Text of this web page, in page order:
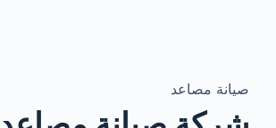
صيانة مصاعد